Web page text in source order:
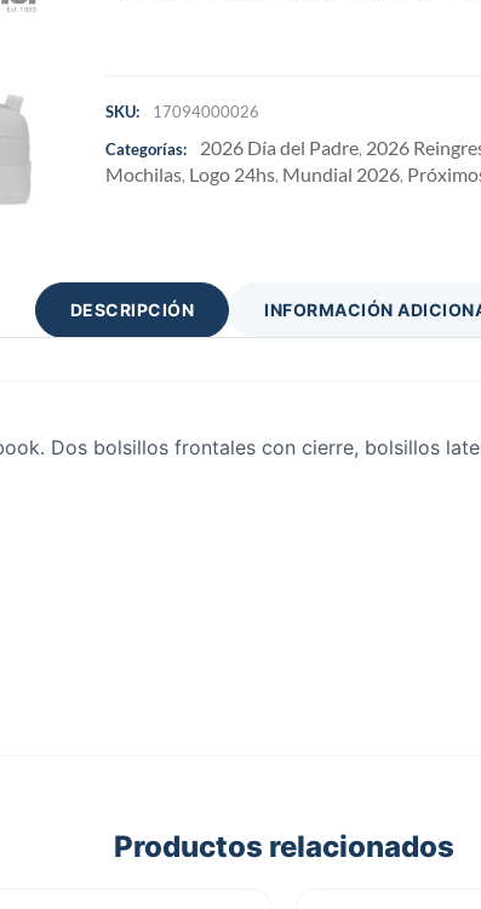
SKU:
17094000026
Categorías:
2026 Día del Padre, 2026
Mochilas, Logo 24hs, Mundial 2026,
DESCRIPCIÓN INFORMACIÓN
Dos bolsillos frontales con cierre, bolsillos
Productos relacionados